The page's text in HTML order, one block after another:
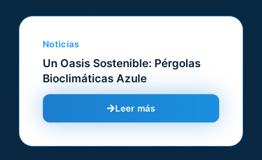
Noticias
Un Oasis Sostenible: Pérgolas
Bioclimáticas Azule
Leer más